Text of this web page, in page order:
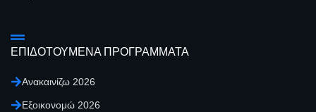
ΕΠΙΔΟΤΟΥΜΕΝΑ ΠΡΟΓΡΑΜΜΑΤΑ
Ανακαινίζω 2026
Εξοικονομώ 2026